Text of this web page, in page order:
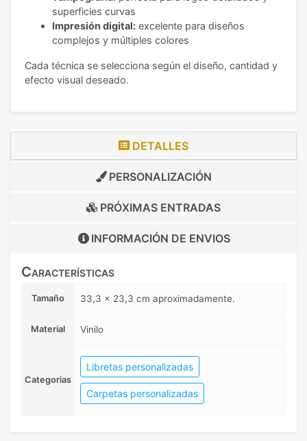
superficies curvas
Impresión digital: excelente para diseños
complejos y múltiples colores
Cada técnica se selecciona según el diseño, cantidad y
efecto visual deseado.
DETALLES
PERSONALIZACIÓN
PRÓXIMAS ENTRADAS
INFORMACIÓN DE ENVIOS
Características
Tamaño 33,3 x 23,3 cm aproximadamente.
Material Vinilo
Categorias
Libretas personalizadas
Carpetas personalizadas